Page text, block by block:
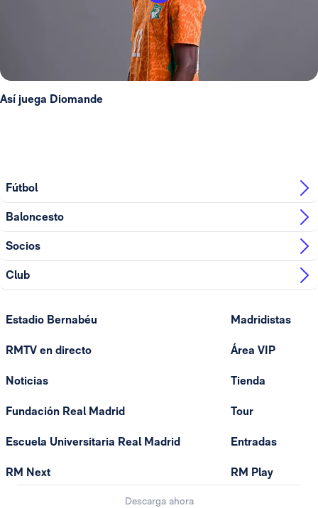
Así juega Diomande
Fútbol
Baloncesto
Socios
Club
Estadio Bernabéu
RMTV en directo
Noticias
Fundación Real Madrid
Escuela Universitaria Real Madrid
RM Next
Madridistas
Área VIP
Tienda
Tour
Entradas
RM Play
Descarga ahora